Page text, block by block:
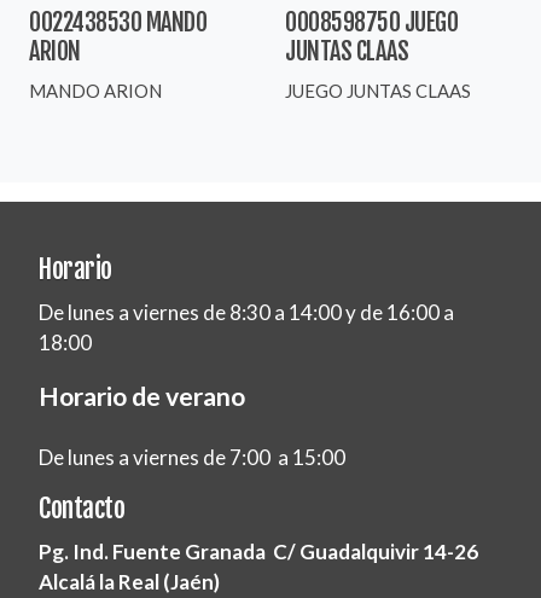
0022438530 MANDO
ARION
MANDO ARION
0008598750 JUEGO
JUNTAS CLAAS
JUEGO JUNTAS CLAAS
Horario
De lunes a viernes de 8:30 a 14:00 y de 16:00 a
18:00
Horario de verano
De lunes a viernes de 7:00 a 15:00
Contacto
Pg. Ind. Fuente Granada C/ Guadalquivir 14-26
Alcalá la Real (Jaén)